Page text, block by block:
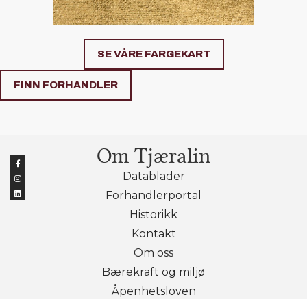
SE VÅRE FARGEKART
FINN FORHANDLER
Om Tjæralin
Datablader
Forhandlerportal
Historikk
Kontakt
Om oss
Bærekraft og miljø
Åpenhetsloven